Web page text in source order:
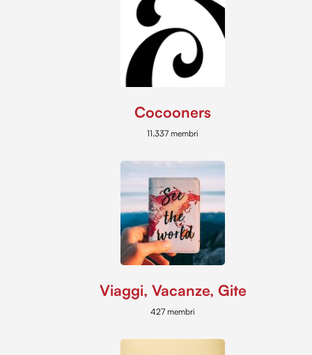
Cocooners
11.337 membri
Viaggi, Vacanze, Gite
427 membri